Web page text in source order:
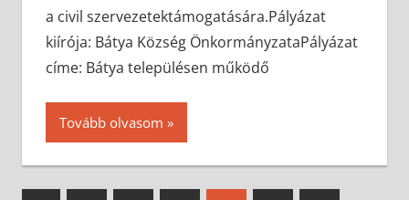
a civil szervezetektámogatására.Pályázat
kiírója: Bátya Község ÖnkormányzataPályázat
címe: Bátya településen működő
Tovább olvasom